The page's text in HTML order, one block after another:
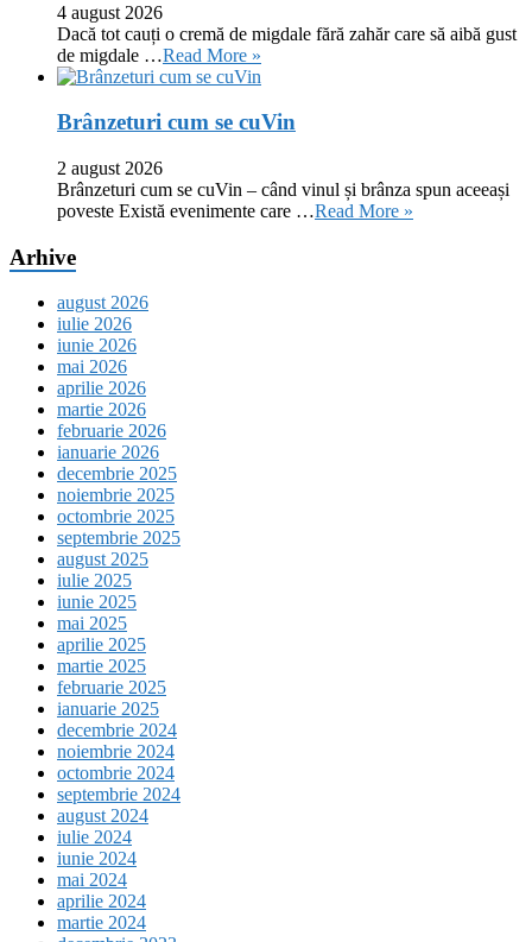
4 august 2026
Dacă tot cauți o cremă de migdale fără zahăr care să aibă gust
de migdale …Read More »
Brânzeturi cum se cuVin
2 august 2026
Brânzeturi cum se cuVin – când vinul și brânza spun aceeași
poveste Există evenimente care …Read More »
Arhive
august 2026
iulie 2026
iunie 2026
mai 2026
aprilie 2026
martie 2026
februarie 2026
ianuarie 2026
decembrie 2025
noiembrie 2025
octombrie 2025
septembrie 2025
august 2025
iulie 2025
iunie 2025
mai 2025
aprilie 2025
martie 2025
februarie 2025
ianuarie 2025
decembrie 2024
noiembrie 2024
octombrie 2024
septembrie 2024
august 2024
iulie 2024
iunie 2024
mai 2024
aprilie 2024
martie 2024